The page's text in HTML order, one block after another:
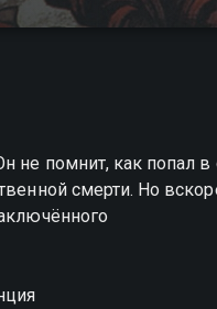
не помнит, как попал
смерти. Но